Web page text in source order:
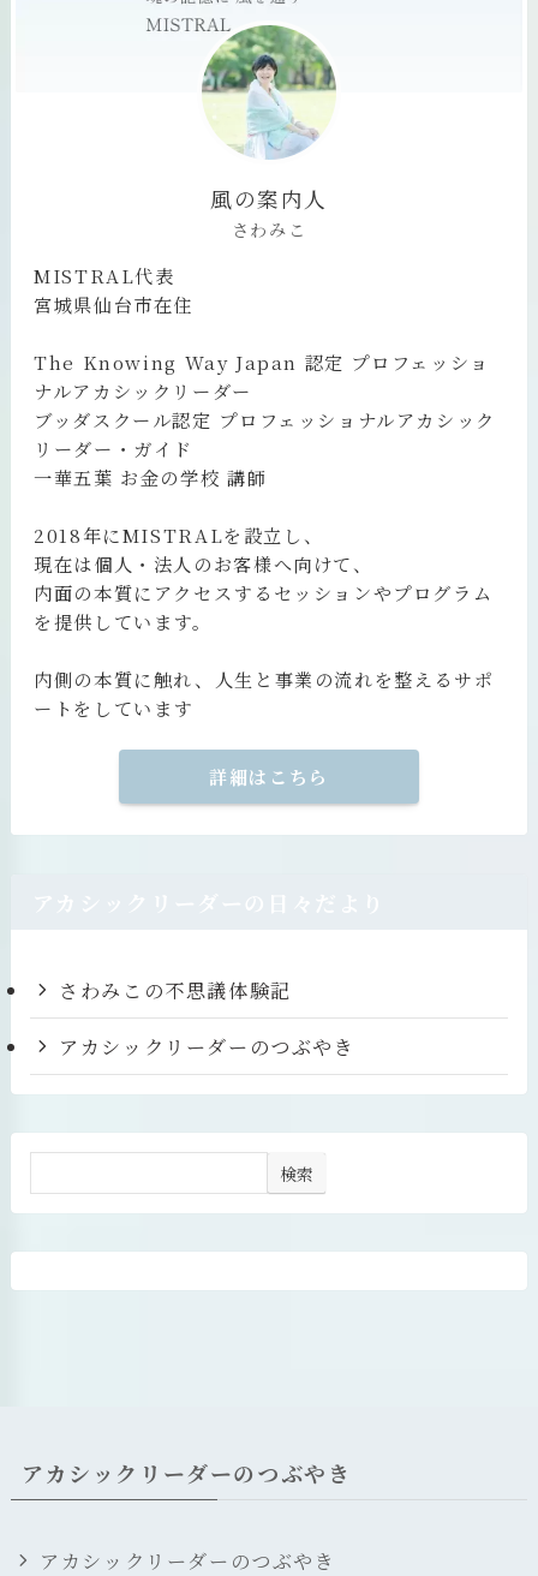
風の案内人
さわみこ
MISTRAL代表
宮城県仙台市在住
The Knowing Way Japan 認定 プロフェッショ
ナルアカシックリーダー
ブッダスクール認定 プロフェッショナルアカシック
リーダー・ガイド
一華五葉 お金の学校 講師
2018年にMISTRALを設立し、
現在は個人・法人のお客様へ向けて、
内面の本質にアクセスするセッションやプログラム
を提供しています。
内側の本質に触れ、人生と事業の流れを整えるサポ
ートをしています
詳細はこちら
さわみこの不思議体験記
アカシックリーダーのつぶやき
検索
アカシックリーダーのつぶやき
アカシックリーダーのつぶやき